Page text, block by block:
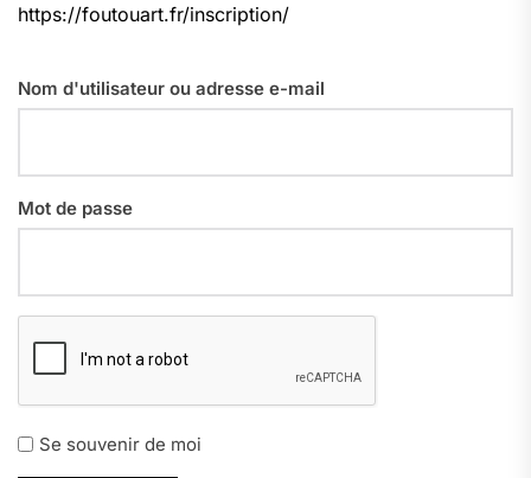
https://foutouart.fr/inscription/
Nom d'utilisateur ou adresse e-mail
Mot de passe
Se souvenir de moi